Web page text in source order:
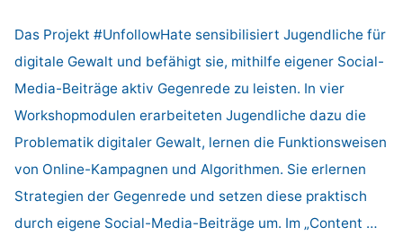
Bücher
sprechen
Das Projekt #UnfollowHate sensibilisiert Jugendliche für
digitale Gewalt und befähigt sie, mithilfe eigener Social-
Media-Beiträge aktiv Gegenrede zu leisten. In vier
Workshopmodulen erarbeiteten Jugendliche dazu die
Problematik digitaler Gewalt, lernen die Funktionsweisen
von Online-Kampagnen und Algorithmen. Sie erlernen
Strategien der Gegenrede und setzen diese praktisch
durch eigene Social-Media-Beiträge um. Im „Content …